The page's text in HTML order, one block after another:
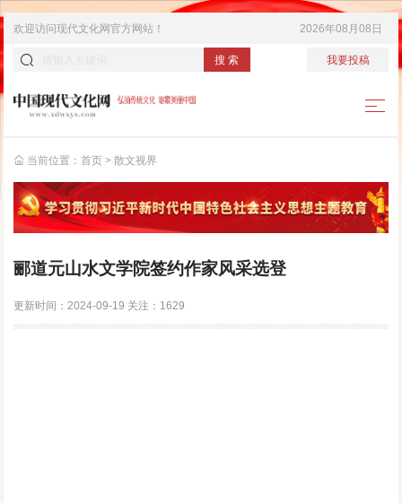
欢迎访问现代文化网官方网站！ 2026年08月08日
搜 索 我要投稿
当前位置：首页 >散文视界
郦道元山水文学院签约作家风采选登
更新时间： 2024-09-19 关注： 1629